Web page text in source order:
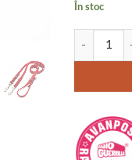
În stoc
Cantitate